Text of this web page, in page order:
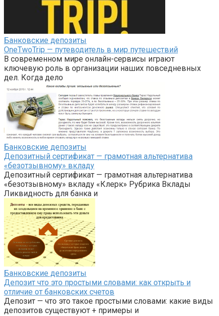
Банковские депозиты
OneTwoTrip — путеводитель в мир путешествий
В современном мире онлайн-сервисы играют
ключевую роль в организации наших повседневных
дел. Когда дело
Банковские депозиты
Депозитный сертификат — грамотная альтернатива
«безотзывному» вкладу
Депозитный сертификат — грамотная альтернатива
«безотзывному» вкладу «Клерк» Рубрика Вклады
Ликвидность для банка и
Банковские депозиты
Депозит что это простыми словами: как открыть и
отличие от банковских счетов
Депозит — что это такое простыми словами: какие виды
депозитов существуют + примеры и